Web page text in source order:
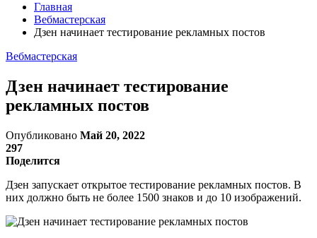
Главная
Вебмастерская
Дзен начинает тестирование рекламных постов
Вебмастерская
Дзен начинает тестирование
рекламных постов
Опубликовано Май 20, 2022
297
Поделится
Дзен запускает открытое тестирование рекламных постов. В
них должно быть не более 1500 знаков и до 10 изображений.